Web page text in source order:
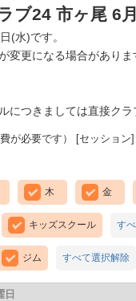
ブ24 市ヶ尾 6
(水)です。
変更になる場合がありま
につきましては直接ク
が必要です） [セッショ
木 金
キッズスクール す
ジム すべて選択解除
日